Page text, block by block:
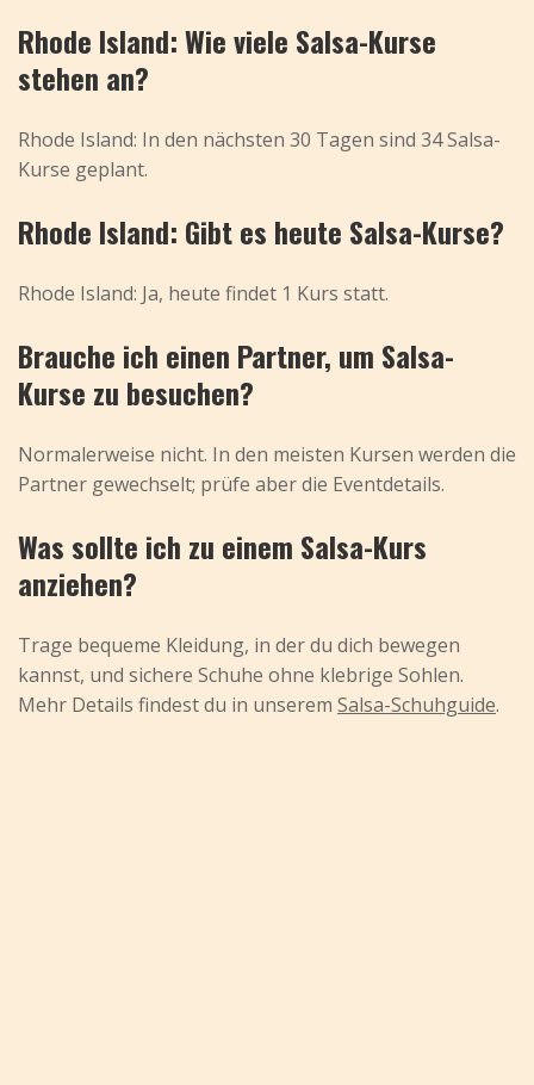
Rhode Island: Wie viele Salsa-Kurse
stehen an?
Rhode Island: In den nächsten 30 Tagen sind 34 Salsa-
Kurse geplant.
Rhode Island: Gibt es heute Salsa-Kurse?
Rhode Island: Ja, heute findet 1 Kurs statt.
Brauche ich einen Partner, um Salsa-
Kurse zu besuchen?
Normalerweise nicht. In den meisten Kursen werden die
Partner gewechselt; prüfe aber die Eventdetails.
Was sollte ich zu einem Salsa-Kurs
anziehen?
Trage bequeme Kleidung, in der du dich bewegen
kannst, und sichere Schuhe ohne klebrige Sohlen.
Mehr Details findest du in unserem Salsa-Schuhguide.